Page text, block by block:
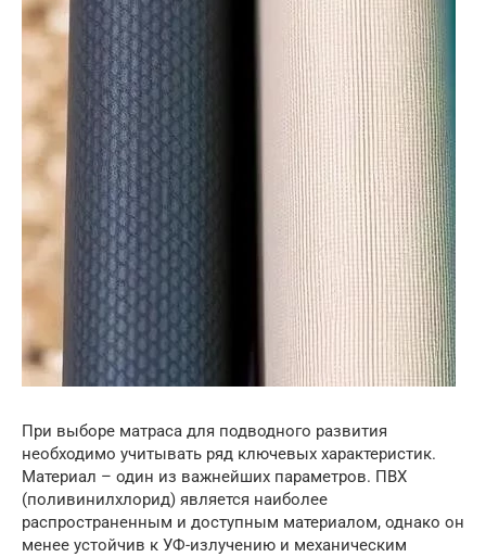
При выборе матраса для подводного развития
необходимо учитывать ряд ключевых характеристик.
Материал – один из важнейших параметров. ПВХ
(поливинилхлорид) является наиболее
распространенным и доступным материалом, однако он
менее устойчив к УФ-излучению и механическим